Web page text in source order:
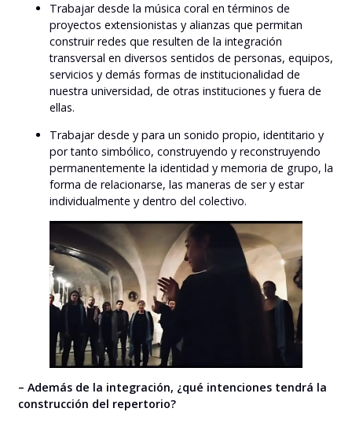
Trabajar desde la música coral en términos de
proyectos extensionistas y alianzas que permitan
construir redes que resulten de la integración
transversal en diversos sentidos de personas, equipos,
servicios y demás formas de institucionalidad de
nuestra universidad, de otras instituciones y fuera de
ellas.
Trabajar desde y para un sonido propio, identitario y
por tanto simbólico, construyendo y reconstruyendo
permanentemente la identidad y memoria de grupo, la
forma de relacionarse, las maneras de ser y estar
individualmente y dentro del colectivo.
– Además de la integración, ¿qué intenciones tendrá la
construcción del repertorio?